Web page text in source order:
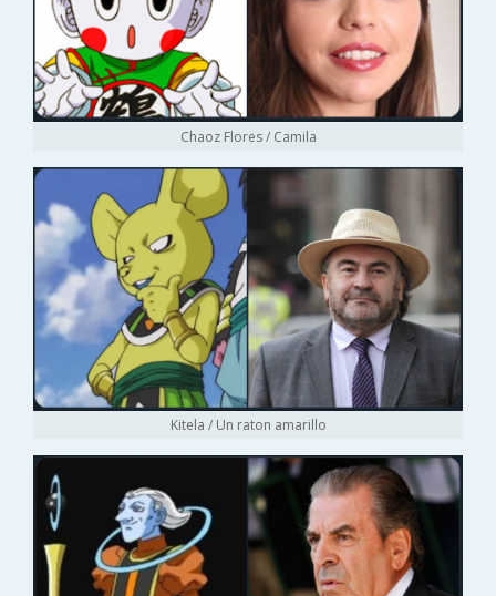
Chaoz Flores / Camila
Kitela / Un raton amarillo